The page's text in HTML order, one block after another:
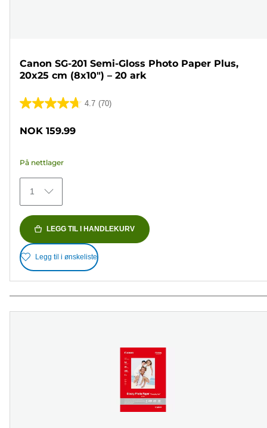
Canon SG-201 Semi-Gloss Photo Paper Plus,
20x25 cm (8x10") – 20 ark
4.7 (70)
4.7
70
omtaler
NOK 159.99
På nettlager
1
LEGG TIL I HANDLEKURV
Legg til i ønskeliste